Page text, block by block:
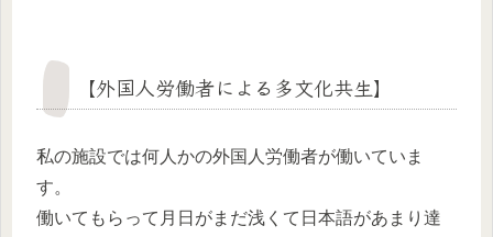
【外国人労働者による多文化共生】
私の施設では何人かの外国人労働者が働いていま
す。
働いてもらって月日がまだ浅くて日本語があまり達